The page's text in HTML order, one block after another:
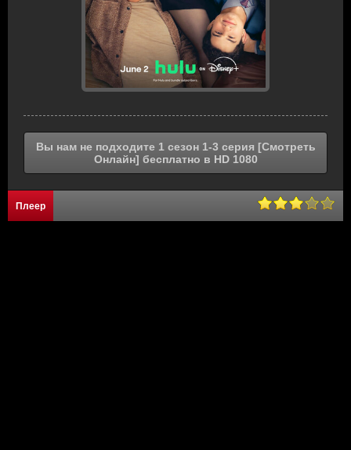
Вы нам не подходите 1 сезон 1-3 серия [Смотреть
Онлайн] бесплатно в HD 1080
Плеер